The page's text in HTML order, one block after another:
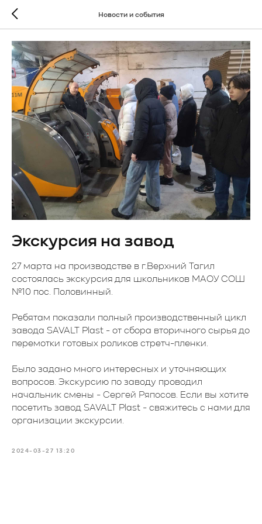
Новости и события
Экскурсия на завод
27 марта на производстве в г.Верхний Тагил
состоялась экскурсия для школьников МАОУ СОШ
№10 пос. Половинный.
Ребятам показали полный производственный цикл
завода SAVALT Plast - от сбора вторичного сырья до
перемотки готовых роликов стретч-пленки.
Было задано много интересных и уточняющих
вопросов. Экскурсию по заводу проводил
начальник смены - Сергей Ряпосов. Если вы хотите
посетить завод SAVALT Plast - свяжитесь с нами для
организации экскурсии.
2024-03-27 13:20